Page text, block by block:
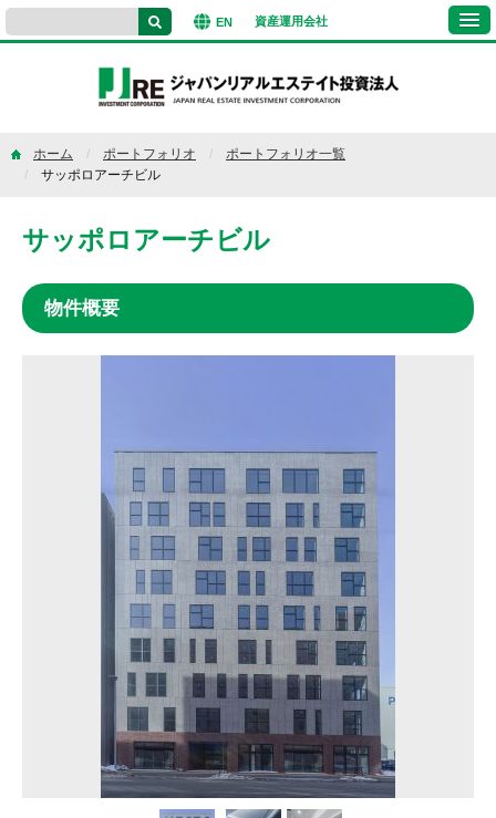
EN 資産運用会社
ホーム ポートフォリオ
ポートフォリオ一覧
サッポロアーチビル
サッポロアーチビル
物件概要